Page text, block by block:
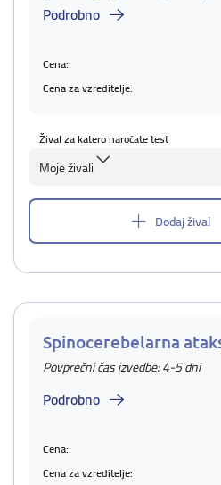
Podrobno
Cena:
Cena za vzreditelje:
Žival za katero naročate test
Moje živali
Dodaj žival
Spinocerebelarna
Povprečni čas izvedbe: 4-5 dni
Podrobno
Cena:
Cena za vzreditelje: